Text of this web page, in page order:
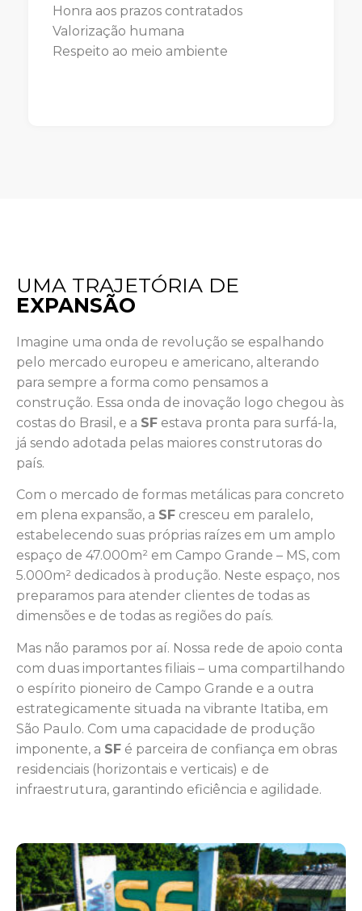
Honra aos prazos contratados
Valorização humana
Respeito ao meio ambiente
UMA TRAJETÓRIA DE
EXPANSÃO
Imagine uma onda de revolução se espalhando
pelo mercado europeu e americano, alterando
para sempre a forma como pensamos a
construção. Essa onda de inovação logo chegou às
costas do Brasil, e a SF estava pronta para surfá-la,
já sendo adotada pelas maiores construtoras do
país.
Com o mercado de formas metálicas para concreto
em plena expansão, a SF cresceu em paralelo,
estabelecendo suas próprias raízes em um amplo
espaço de 47.000m² em Campo Grande – MS, com
5.000m² dedicados à produção. Neste espaço, nos
preparamos para atender clientes de todas as
dimensões e de todas as regiões do país.
Mas não paramos por aí. Nossa rede de apoio conta
com duas importantes filiais – uma compartilhando
o espírito pioneiro de Campo Grande e a outra
estrategicamente situada na vibrante Itatiba, em
São Paulo. Com uma capacidade de produção
imponente, a SF é parceira de confiança em obras
residenciais (horizontais e verticais) e de
infraestrutura, garantindo eficiência e agilidade.